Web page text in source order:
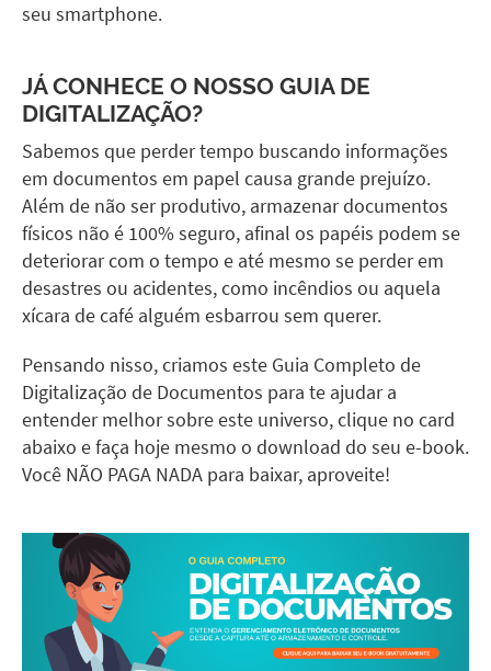
seu smartphone.
JÁ CONHECE O NOSSO GUIA DE
DIGITALIZAÇÃO?
Sabemos que perder tempo buscando informações
em documentos em papel causa grande prejuízo.
Além de não ser produtivo, armazenar documentos
físicos não é 100% seguro, afinal os papéis podem se
deteriorar com o tempo e até mesmo se perder em
desastres ou acidentes, como incêndios ou aquela
xícara de café alguém esbarrou sem querer.
Pensando nisso, criamos este Guia Completo de
Digitalização de Documentos para te ajudar a
entender melhor sobre este universo, clique no card
abaixo e faça hoje mesmo o download do seu e-book.
Você NÃO PAGA NADA para baixar, aproveite!